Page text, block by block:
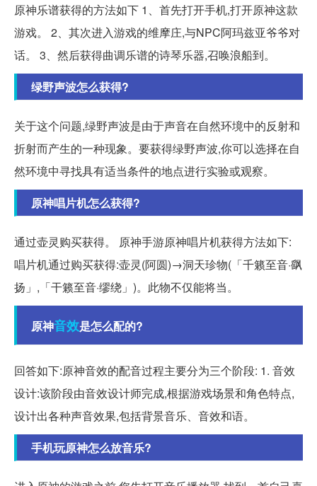
原神乐谱获得的方法如下 1、首先打开手机,打开原神这款
游戏。 2、其次进入游戏的维摩庄,与NPC阿玛兹亚爷爷对
话。 3、然后获得曲调乐谱的诗琴乐器,召唤浪船到。
绿野声波怎么获得?
关于这个问题,绿野声波是由于声音在自然环境中的反射和
折射而产生的一种现象。要获得绿野声波,你可以选择在自
然环境中寻找具有适当条件的地点进行实验或观察。
原神唱片机怎么获得?
通过壶灵购买获得。 原神手游原神唱片机获得方法如下:
唱片机通过购买获得:壶灵(阿圆)→洞天珍物(「千籁至音·飖
扬」,「干籁至音·缪绕」)。此物不仅能将当。
原神音效是怎么配的?
回答如下:原神音效的配音过程主要分为三个阶段: 1. 音效
设计:该阶段由音效设计师完成,根据游戏场景和角色特点,
设计出各种声音效果,包括背景音乐、音效和语。
手机玩原神怎么放音乐?